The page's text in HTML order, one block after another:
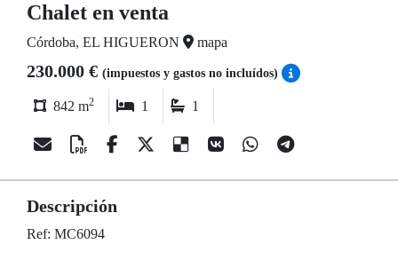
Chalet en venta
Córdoba, EL HIGUERON mapa
230.000 € (impuestos y gastos no incluídos)
842 m2 1 1
Descripción
Ref: MC6094